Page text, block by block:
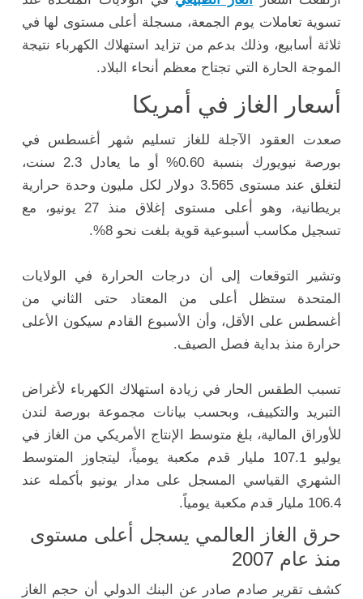
تسوية تعاملات يوم الجمعة، مسجلة أعلى مستوى لها في
ثلاثة أسابيع، وذلك بدعم من تزايد استهلاك الكهرباء نتيجة
الموجة الحارة التي تجتاح معظم أنحاء البلاد.
أسعار الغاز في أمريكا
صعدت العقود الآجلة للغاز تسليم شهر أغسطس في
بورصة نيويورك بنسبة 0.60% أو ما يعادل 2.3 سنت،
لتغلق عند مستوى 3.565 دولار لكل مليون وحدة حرارية
بريطانية، وهو أعلى مستوى إغلاق منذ 27 يونيو، مع
تسجيل مكاسب أسبوعية قوية بلغت نحو 8%.
وتشير التوقعات إلى أن درجات الحرارة في الولايات
المتحدة ستظل أعلى من المعتاد حتى الثاني من
أغسطس على الأقل، وأن الأسبوع القادم سيكون الأعلى
حرارة منذ بداية فصل الصيف.
تسبب الطقس الحار في زيادة استهلاك الكهرباء لأغراض
التبريد والتكييف، وبحسب بيانات مجموعة بورصة لندن
للأوراق المالية، بلغ متوسط الإنتاج الأمريكي من الغاز في
يوليو 107.1 مليار قدم مكعبة يومياً، ليتجاوز المتوسط
الشهري القياسي المسجل على مدار يونيو بأكمله عند
106.4 مليار قدم مكعبة يومياً.
حرق الغاز العالمي يسجل أعلى مستوى
منذ عام 2007
كشف تقرير صادم صادر عن البنك الدولي أن حجم الغاز